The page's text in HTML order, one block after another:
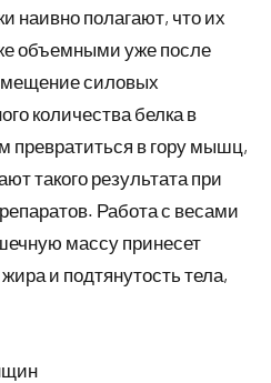
полагают, что их
объемными уже после
силовых
количества белка в
превратиться в гору мышц,
такого результата при
Работа с весами
массу принесет
и подтянутость тела,